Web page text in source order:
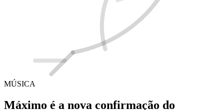
MÚSICA
Máximo é a nova confirmação do